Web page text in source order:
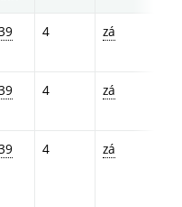
4 zá
4 zá
4 zá